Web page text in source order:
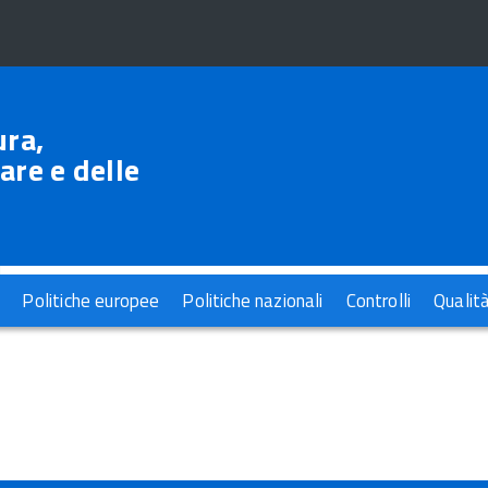
e delle
Politiche europee Politiche nazionali Controlli